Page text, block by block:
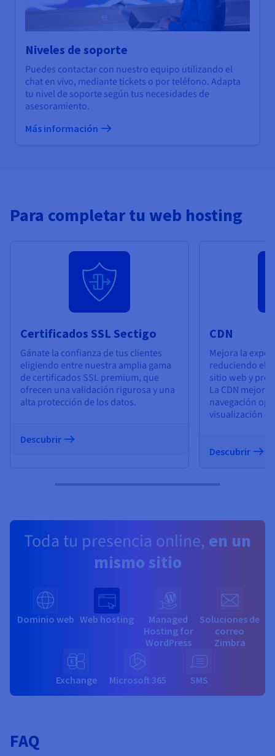
Niveles de soporte
Puedes contactar con nuestro equipo utilizando el
chat en vivo, mediante tickets o por teléfono. Adapta
tu nivel de soporte según tus necesidades de
asesoramiento.
Más información
Para completar tu web hosting
Certificados SSL Sectigo
Gánate la confianza de tus clientes
eligiendo entre nuestra amplia gama
de certificados SSL premium, que
ofrecen una validación rigurosa y una
alta protección de los datos.
Descubrir
CDN
Mejora la
reduciendo el
sitio web y
La CDN mejora
navegación
visualización
Descubrir
Toda tu presencia online, en un
mismo sitio
Dominio web Web hosting
Managed
Hosting for
WordPress
Soluciones de
correo
Zimbra
Exchange Microsoft 365 SMS
FAQ